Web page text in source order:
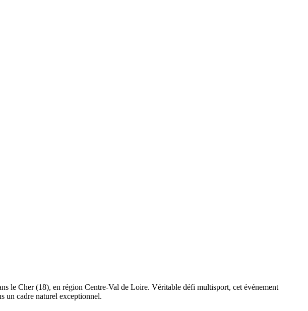
le Cher (18), en région Centre-Val de Loire. Véritable défi multisport, cet événement
un cadre naturel exceptionnel.